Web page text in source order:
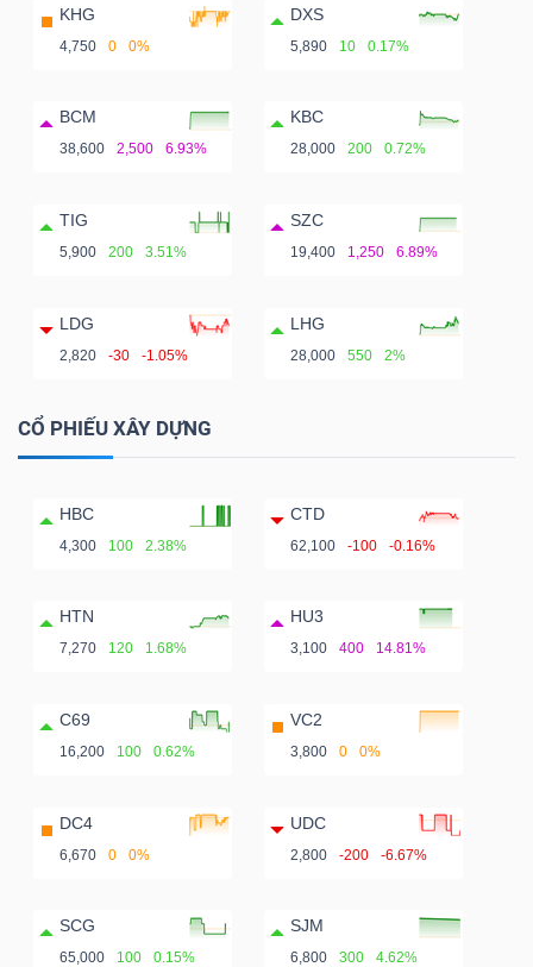
KHG
4,750 0 0%
DXS
5,890 10 0.17%
BCM
38,600 2,500 6.93%
KBC
28,000 200 0.72%
TIG
5,900 200 3.51%
SZC
19,400 1,250 6.89%
LDG
2,820 -30 -1.05%
LHG
28,000 550 2%
CỔ PHIẾU XÂY DỰNG
HBC
4,300 100 2.38%
CTD
62,100 -100 -0.16%
HTN
7,270 120 1.68%
HU3
3,100 400 14.81%
C69
16,200 100 0.62%
VC2
3,800 0 0%
DC4
6,670 0 0%
UDC
2,800 -200 -6.67%
SCG
65,000 100 0.15%
SJM
6,800 300 4.62%